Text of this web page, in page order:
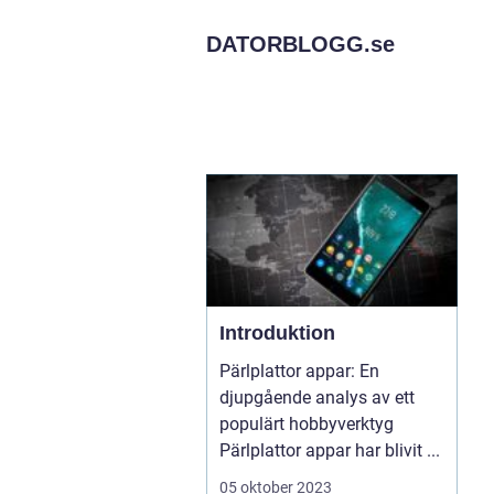
DATORBLOGG.se
Introduktion
Pärlplattor appar: En
djupgående analys av ett
populärt hobbyverktyg
Pärlplattor appar har blivit ...
05 oktober 2023